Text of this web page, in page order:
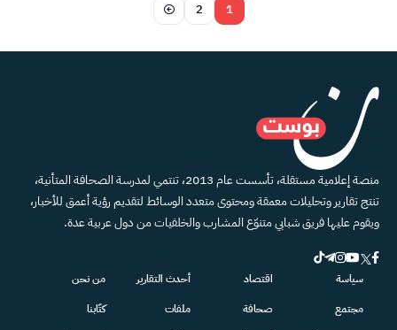
1
2
منصة إعلامية مستقلة، تأسست عام 2013، تنتمي لمدرسة الصحافة المتأنية،
تنتج تقارير وتحليلات معمقة ومحتوى متعدد الوسائط لتقديم رؤية أعمق للأخبار،
ويقوم عليها فريق شبابي متنوّع المشارب والخلفيات من دول عربية عدة.
سياسة
مجتمع
اقتصاد
صحافة
أحدث التقارير
ملفات
من نحن
كتّابنا